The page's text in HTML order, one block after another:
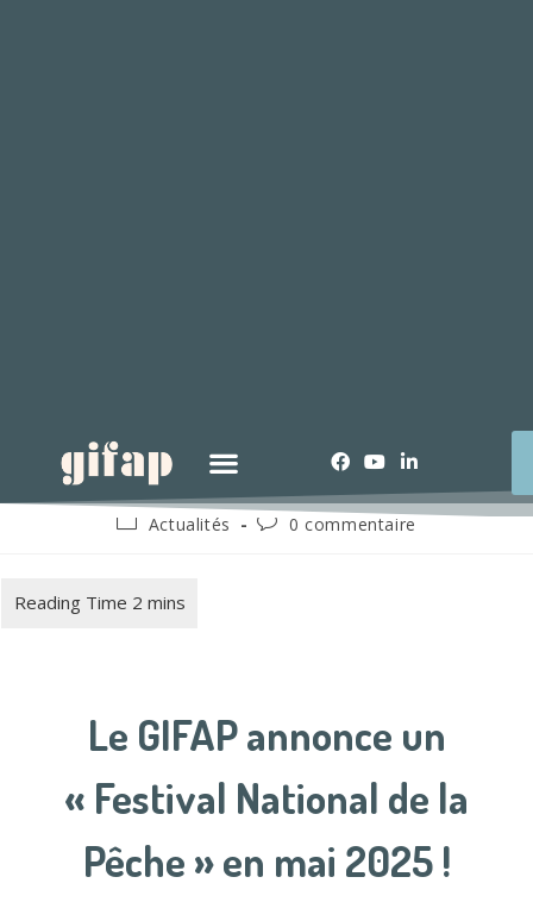
Actualités 0 commentaire
Le GIFAP annonce un
« Festival National de la
Pêche » en mai 2025 !